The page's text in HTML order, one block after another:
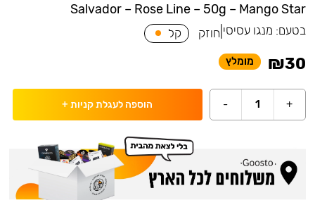
Salvador – Rose Line – 50g – Mango Star
בטעם: מנגו עסיסי חוזק קל
₪30 מומלץ
+
1
- הוספה לעגלת קניות +